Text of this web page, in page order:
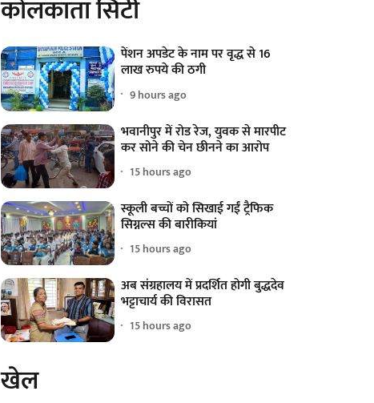
कोलकाता सिटी
पेंशन अपडेट के नाम पर वृद्ध से 16
लाख रुपये की ठगी
9 hours ago
भवानीपुर में रोड रेज, युवक से मारपीट
कर सोने की चेन छीनने का आरोप
15 hours ago
स्कूली बच्चों को सिखाई गईं ट्रैफिक
सिग्नल्स की बारीकियां
15 hours ago
अब संग्रहालय में प्रदर्शित होगी बुद्धदेव
भट्टाचार्य की विरासत
15 hours ago
खेल